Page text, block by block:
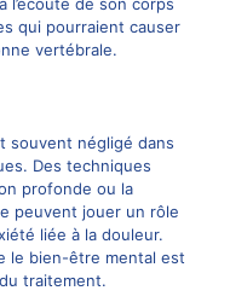
de son corps
qui pourraient causer
vertébrale.
souvent négligé dans
Des techniques
profonde ou la
peuvent jouer un rôle
liée à la douleur.
le bien-être mental est
traitement.